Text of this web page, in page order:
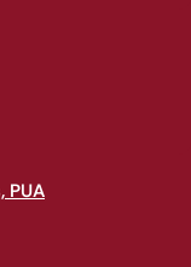
PUA